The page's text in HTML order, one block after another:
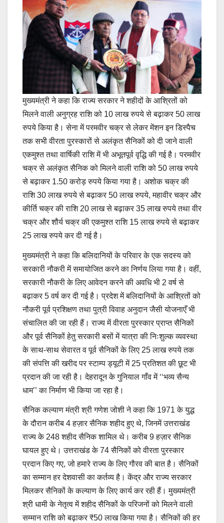
मुख्यमंत्री ने कहा कि राज्य सरकार ने शहीदों के आश्रितों को
मिलने वाली अनुग्रह राशि को 10 लाख रुपये से बढ़ाकर 50 लाख
रुपये किया है। सेना में परमवीर चक्र से लेकर मेंशन इन डिस्पैच
तक सभी वीरता पुरस्कारों से अलंकृत सैनिकों को दी जाने वाली
एकमुश्त तथा वार्षिकी राशि में भी अभूतपूर्व वृद्धि की गई है। परमवीर
चक्र से अलंकृत सैनिक को मिलने वाली राशि को 50 लाख रुपये
से बढ़ाकर 1.50 करोड़ रुपये किया गया है। अशोक चक्र की
राशि 30 लाख रुपये से बढ़ाकर 50 लाख रुपये, महावीर चक्र और
कीर्ति चक्र की राशि 20 लाख से बढ़ाकर 35 लाख रुपये तथा वीर
चक्र और शौर्य चक्र की एकमुश्त राशि 15 लाख रुपये से बढ़ाकर
25 लाख रुपये कर दी गई है।
मुख्यमंत्री ने कहा कि बलिदानियों के परिवार के एक सदस्य को
सरकारी नौकरी में समायोजित करने का निर्णय लिया गया है। वहीं,
सरकारी नौकरी के लिए आवेदन करने की अवधि भी 2 वर्ष से
बढ़ाकर 5 वर्ष कर दी गई है। प्रदेश में बलिदानियों के आश्रितों को
नौकरी पूर्व प्रशिक्षण तथा पुत्री विवाह अनुदान जैसी योजनाएँ भी
संचालित की जा रही हैं। राज्य में वीरता पुरस्कार प्राप्त सैनिकों
और पूर्व सैनिकों हेतु सरकारी बसों में यात्रा की निःशुल्क व्यवस्था
के साथ-साथ सेवारत व पूर्व सैनिकों के लिए 25 लाख रुपये तक
की संपत्ति की खरीद पर स्टाम्प ड्यूटी में 25 प्रतिशत की छूट भी
प्रदान की जा रही है। देहरादून के गुनियाल गाँव में ‘‘भव्य सैन्य
धाम’’ का निर्माण भी किया जा रहा है।
सैनिक कल्याण मंत्री श्री गणेश जोशी ने कहा कि 1971 के युद्ध
के दौरान करीब 4 हज़ार सैनिक शहीद हुए थे, जिनमें उत्तराखंड
राज्य के 248 शहीद सैनिक शामिल थे। करीब 9 हज़ार सैनिक
घायल हुए थे। उत्तराखंड के 74 सैनिकों को वीरता पुरस्कार
प्रदान किए गए, जो हमारे राज्य के लिए गौरव की बात है। सैनिकों
का सम्मान हर देशवासी का कर्तव्य है। केंद्र और राज्य सरकार
मिलकर सैनिकों के कल्याण के लिए कार्य कर रही हैं। मुख्यमंत्री
श्री धामी के नेतृत्व में शहीद सैनिकों के परिजनों को मिलने वाली
सम्मान राशि को बढ़ाकर ₹50 लाख किया गया है। सैनिकों की हर